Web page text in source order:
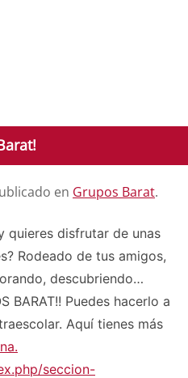
en Grupos Barat.
quieres disfrutar de unas
Rodeado de tus amigos,
descubriendo…
BARAT!! Puedes hacerlo a
Aquí tienes más
php/seccion-